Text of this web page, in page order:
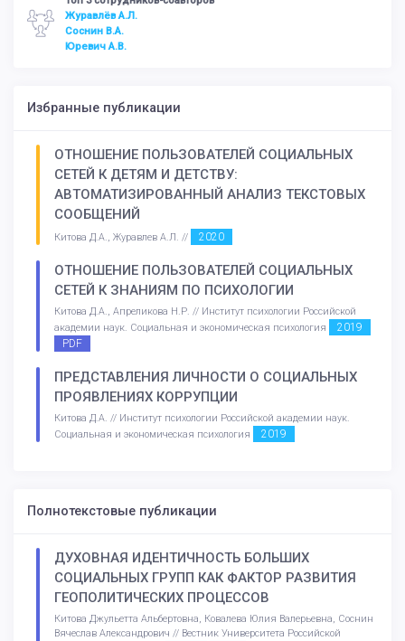
Журавлёв А.Л.
Соснин В.А.
Юревич А.В.
Избранные публикации
ОТНОШЕНИЕ ПОЛЬЗОВАТЕЛЕЙ СОЦИАЛЬНЫХ
СЕТЕЙ К ДЕТЯМ И ДЕТСТВУ:
АВТОМАТИЗИРОВАННЫЙ АНАЛИЗ ТЕКСТОВЫХ
СООБЩЕНИЙ
Китова Д.А., Журавлев А.Л. // 2020
ОТНОШЕНИЕ ПОЛЬЗОВАТЕЛЕЙ СОЦИАЛЬНЫХ
СЕТЕЙ К ЗНАНИЯМ ПО ПСИХОЛОГИИ
Китова Д.А., Апреликова Н.Р. // Институт психологии Российской
академии наук. Социальная и экономическая психология
2019
PDF
ПРЕДСТАВЛЕНИЯ ЛИЧНОСТИ О СОЦИАЛЬНЫХ
ПРОЯВЛЕНИЯХ КОРРУПЦИИ
Китова Д.А. // Институт психологии Российской академии наук.
Социальная и экономическая психология
2019
Полнотекстовые публикации
ДУХОВНАЯ ИДЕНТИЧНОСТЬ БОЛЬШИХ
СОЦИАЛЬНЫХ ГРУПП КАК ФАКТОР РАЗВИТИЯ
ГЕОПОЛИТИЧЕСКИХ ПРОЦЕССОВ
Китова Джульетта Альбертовна, Ковалева Юлия Валерьевна, Соснин
Вячеслав Александрович // Вестник Университета Российской